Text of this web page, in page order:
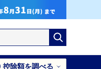
控除額を調べる